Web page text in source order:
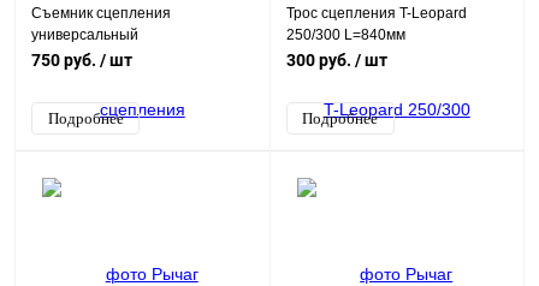
Съемник сцепления
универсальный
750 руб. / шт
Подробнее
Трос сцепления T-Leopard
250/300 L=840мм
300 руб. / шт
Подробнее